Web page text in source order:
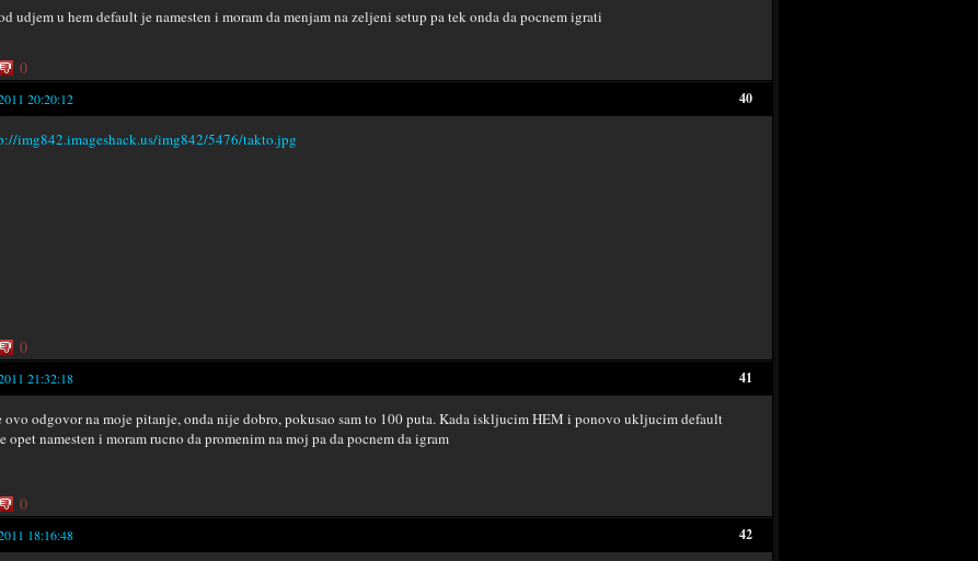
udjem u hem default je namesten i moram da menjam na zeljeni setup pa tek onda da pocnem igrati
0
40
20:20:12
0
41
21:32:18
ovo odgovor na moje pitanje, onda nije dobro, pokusao sam to 100 puta. Kada iskljucim HEM i ponovo ukljucim default
opet namesten i moram rucno da promenim na moj pa da pocnem da igram
0
42
18:16:48